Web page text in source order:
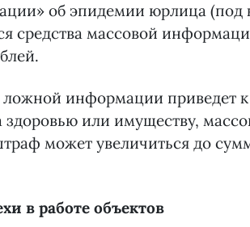
об эпидемии юрлица (под
средства массовой
ложной информации приведет
или имуществу,
может увеличиться до
в работе объектов